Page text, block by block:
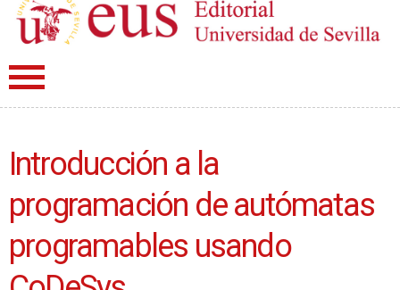
Introducción a la
programación de autómatas
programables usando